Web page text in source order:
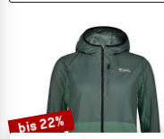
bis 22%